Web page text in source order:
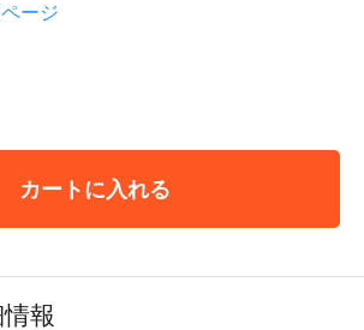
ージ
カートに入れる
報